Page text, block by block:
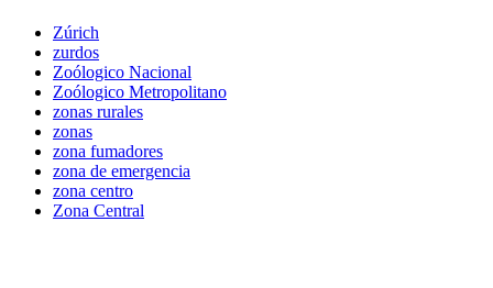
Zúrich
zurdos
Zoólogico Nacional
Zoólogico Metropolitano
zonas rurales
zonas
zona fumadores
zona de emergencia
zona centro
Zona Central